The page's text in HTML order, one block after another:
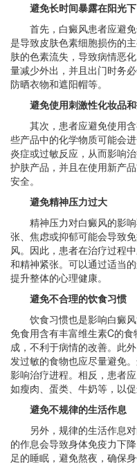
避免长时间暴露在阳光下
首先，白癜风患者应避免
是导致皮肤色素细胞损伤的
肤的色素流失，导致病情恶
量减少外出，并且出门时务
防晒衣物和遮阳帽等。
避免使用刺激性化妆品和
其次，患者应避免使用含
些产品中的化学物质可能会
炎症或过敏反应，从而影响
护肤产品，并且在使用新产
安全。
避免精神压力过大
精神压力对白癜风的影响
张、焦虑或抑郁可能会导致
风。因此，患者在治疗过程
和精神紧张。可以通过适当
提升整体的心理健康。
避免不合理的饮食习惯
饮食习惯也是影响白癜风
免食用含有丰富维生素C的
成，不利于病情的改善。此
发过敏的食物也应尽量避免
影响治疗进程。相反，患者
如瘦肉、蛋类、牛奶等，以促
避免不规律的生活作息
另外，规律的生活作息对
的作息会导致身体免疫力下
足的睡眠，避免熬夜，确保